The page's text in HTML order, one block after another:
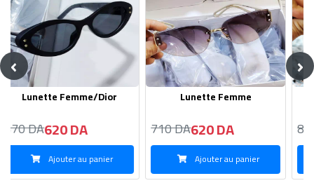
Lunette Femme -Mui Mui
700 DA680 DA
Ajouter au panier
Lunette Femme
530 DA520 DA
Ajouter au panier
‹ ›